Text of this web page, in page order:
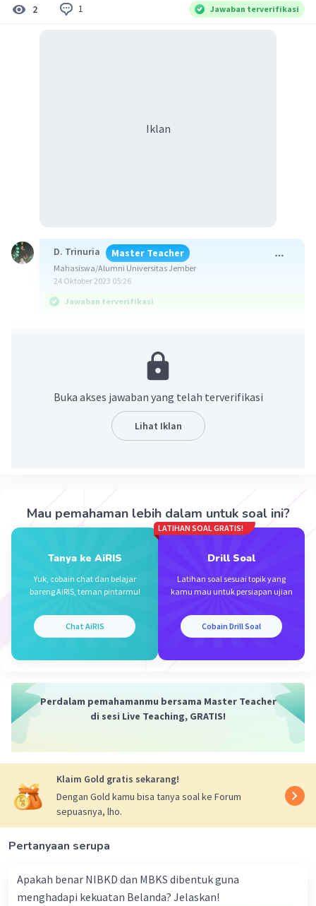
2 1 Jawaban terverifikasi
Iklan
D. Trinuria Master Teacher
Mahasiswa/Alumni Universitas Jember
24 Oktober 2023 05:26
Jawaban terverifikasi
kebutuhan khusus bagi manusia dan air juga di
perlukan oleh tumbuhan maupun binatang
Fosil manusia purba lebih banyak ditemukan di
daerah bantaran sungai. Misalnya fosil manusia
purba Pithecanthropus Erectus ditemukan di
air merupakan kebutuhan khusus bagi manusia,
tumbuhan, dan binatang. Daerah dekat bantaran
sungai merupakan daerah yang dekat dengan
air minum dan hewan, serta salah satu unsur
Oleh karena itu, jawaban yang benar adalah B.
Iklan
Buka akses jawaban yang telah terverifikasi
Lihat Iklan
Mau pemahaman lebih dalam untuk soal ini?
Tanya ke AiRIS
Yuk, cobain chat dan belajar
bareng AiRIS, teman pintarmu!
Chat AiRIS
LATIHAN SOAL GRATIS!
Drill Soal
Latihan soal sesuai topik yang
kamu mau untuk persiapan ujian
Cobain Drill Soal
Perdalam pemahamanmu bersama Master Teacher
di sesi Live Teaching, GRATIS!
Klaim Gold gratis sekarang!
Dengan Gold kamu bisa tanya soal ke Forum
sepuasnya, lho.
Pertanyaan serupa
Apakah benar NIBKD dan MBKS dibentuk guna
menghadapi kekuatan Belanda? Jelaskan!